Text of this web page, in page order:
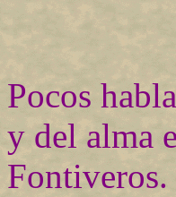
Pocos
y del alma
Fontiveros.